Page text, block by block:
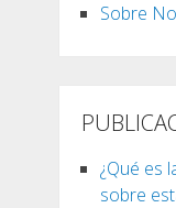
Sobre
¿Qué es
sobre